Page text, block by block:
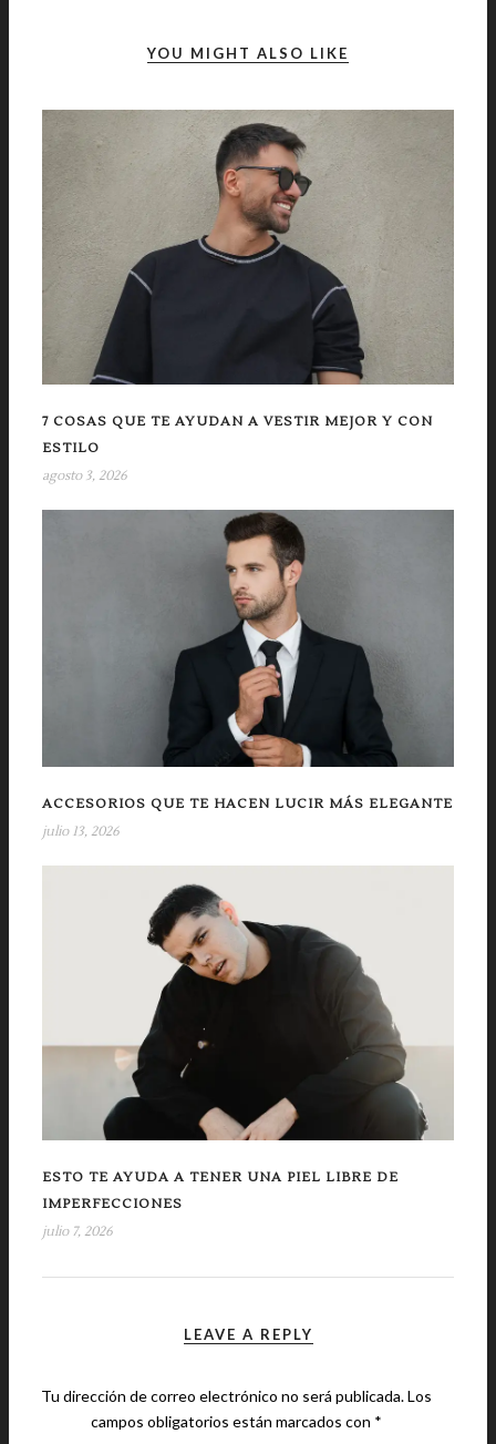
YOU MIGHT ALSO LIKE
7 COSAS QUE TE AYUDAN A VESTIR MEJOR Y CON
ESTILO
agosto 3, 2026
ACCESORIOS QUE TE HACEN LUCIR MÁS ELEGANTE
julio 13, 2026
ESTO TE AYUDA A TENER UNA PIEL LIBRE DE
IMPERFECCIONES
julio 7, 2026
LEAVE A REPLY
Tu dirección de correo electrónico no será publicada.Los
campos obligatorios están marcados con *